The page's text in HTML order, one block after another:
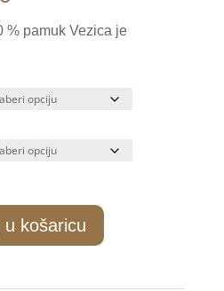
1.55 €
2.25 €
% pamuk Vezica je
u košaricu